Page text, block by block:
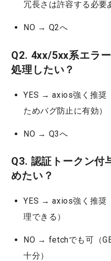
冗長さは許容する必要
NO → Q2へ
Q2. 4xx/5xx系エラ
処理したい？
YES → axios強く推奨
ためバグ防止に有効）
NO → Q3へ
Q3. 認証トークン付
めたい？
YES → axios強く推奨
理できる）
NO → fetchでも可 （
十分）